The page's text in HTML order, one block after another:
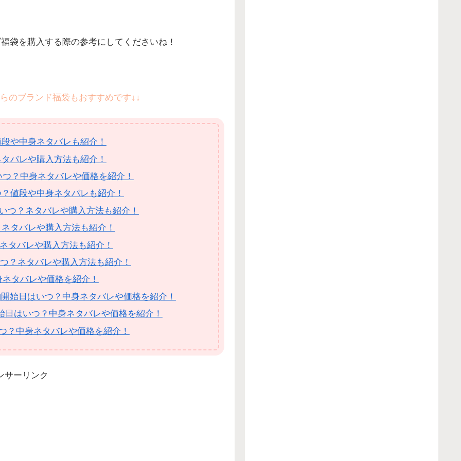
袋を購入する際の参考にしてくださいね！
のブランド福袋もおすすめです↓↓
や中身ネタバレも紹介！
バレや購入方法も紹介！
？中身ネタバレや価格を紹介！
値段や中身ネタバレも紹介！
つ？ネタバレや購入方法も紹介！
タバレや購入方法も紹介！
タバレや購入方法も紹介！
？ネタバレや購入方法も紹介！
タバレや価格を紹介！
始日はいつ？中身ネタバレや価格を紹介！
はいつ？中身ネタバレや価格を紹介！
？中身ネタバレや価格を紹介！
サーリンク